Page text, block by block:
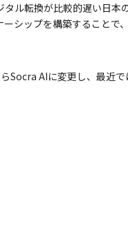
ル転換が比較的遅い日本
シップを構築することで
Socra AIに変更し、最近